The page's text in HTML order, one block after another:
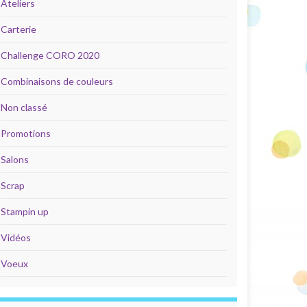
Ateliers
Carterie
Challenge CORO 2020
Combinaisons de couleurs
Non classé
Promotions
Salons
Scrap
Stampin up
Vidéos
Voeux